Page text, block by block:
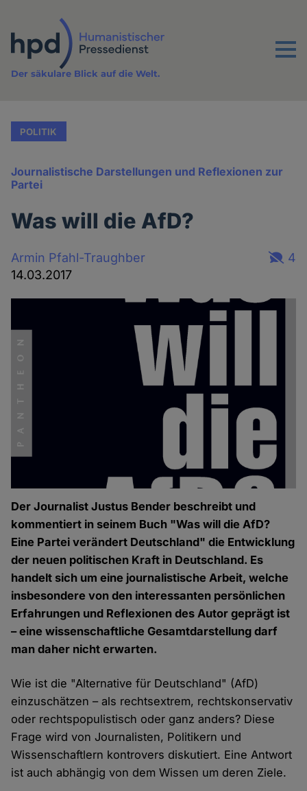
Inhalt
Menu
Der säkulare Blick auf die Welt.
POLITIK
Journalistische Darstellungen und Reflexionen zur
Partei
Was will die AfD?
Armin Pfahl-Traughber
14.03.2017
4
Der Journalist Justus Bender beschreibt und
kommentiert in seinem Buch "Was will die AfD?
Eine Partei verändert Deutschland" die Entwicklung
der neuen politischen Kraft in Deutschland. Es
handelt sich um eine journalistische Arbeit, welche
insbesondere von den interessanten persönlichen
Erfahrungen und Reflexionen des Autor geprägt ist
– eine wissenschaftliche Gesamtdarstellung darf
man daher nicht erwarten.
Wie ist die "Alternative für Deutschland" (AfD)
einzuschätzen – als rechtsextrem, rechtskonservativ
oder rechtspopulistisch oder ganz anders? Diese
Frage wird von Journalisten, Politikern und
Wissenschaftlern kontrovers diskutiert. Eine Antwort
ist auch abhängig von dem Wissen um deren Ziele.